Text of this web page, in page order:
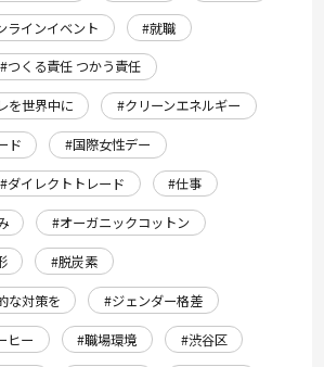
ラインイベント
#就職
#つくる責任 つかう責任
を世界中に
#クリーンエネルギー
ド
#国際女性デー
#ダイレクトトレード
#仕事
#オーガニックコットン
#脱炭素
な対策を
#ジェンダー格差
ヒー #職場環境
#渋谷区